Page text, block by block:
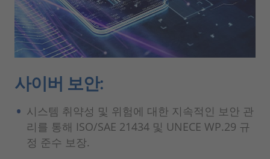
사이버 보안:
시스템 취약성 및 위험에 대한 지속적인 보안 관
리를 통해 ISO/SAE 21434 및 UNECE WP.29 규
정 준수 보장.